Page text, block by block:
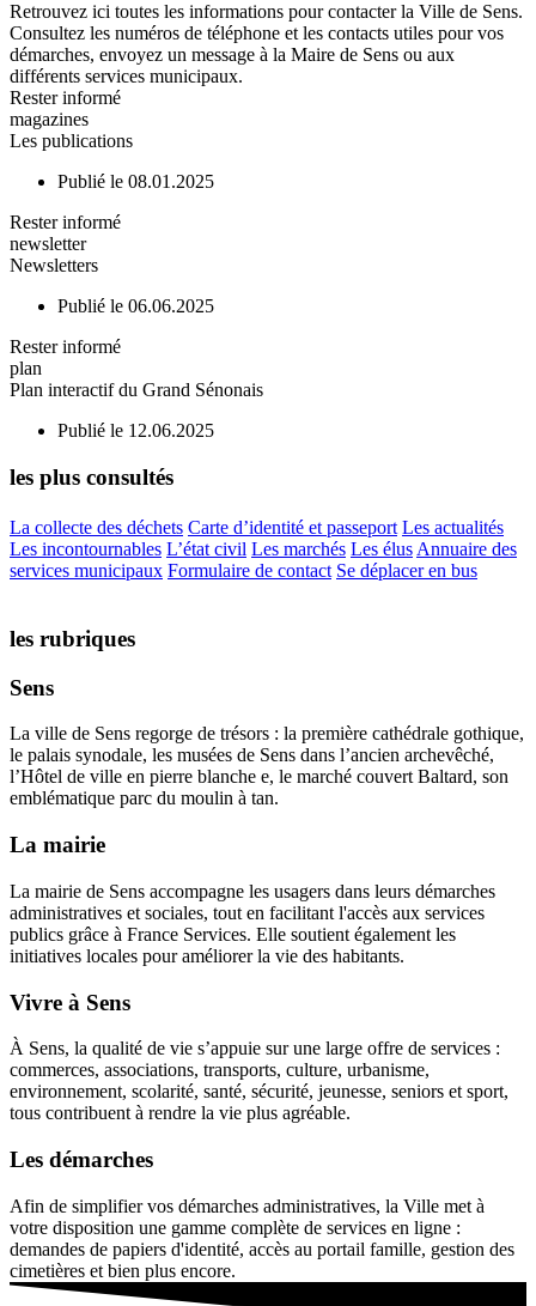
Retrouvez ici toutes les informations pour contacter la Ville de Sens.
Consultez les numéros de téléphone et les contacts utiles pour vos
démarches, envoyez un message à la Maire de Sens ou aux
différents services municipaux.
Rester informé
magazines
Les publications
Publié le 08.01.2025
Rester informé
newsletter
Newsletters
Publié le 06.06.2025
Rester informé
plan
Plan interactif du Grand Sénonais
Publié le 12.06.2025
les plus consultés
La collecte des déchets Carte d’identité et passeport Les actualités
Les incontournables L’état civil Les marchés Les élus Annuaire des
services municipaux Formulaire de contact Se déplacer en bus
les rubriques
Sens
La ville de Sens regorge de trésors : la première cathédrale gothique,
le palais synodale, les musées de Sens dans l’ancien archevêché,
l’Hôtel de ville en pierre blanche e, le marché couvert Baltard, son
emblématique parc du moulin à tan.
La mairie
La mairie de Sens accompagne les usagers dans leurs démarches
administratives et sociales, tout en facilitant l'accès aux services
publics grâce à France Services. Elle soutient également les
initiatives locales pour améliorer la vie des habitants.
Vivre à Sens
À Sens, la qualité de vie s’appuie sur une large offre de services :
commerces, associations, transports, culture, urbanisme,
environnement, scolarité, santé, sécurité, jeunesse, seniors et sport,
tous contribuent à rendre la vie plus agréable.
Les démarches
Afin de simplifier vos démarches administratives, la Ville met à
votre disposition une gamme complète de services en ligne :
demandes de papiers d'identité, accès au portail famille, gestion des
cimetières et bien plus encore.